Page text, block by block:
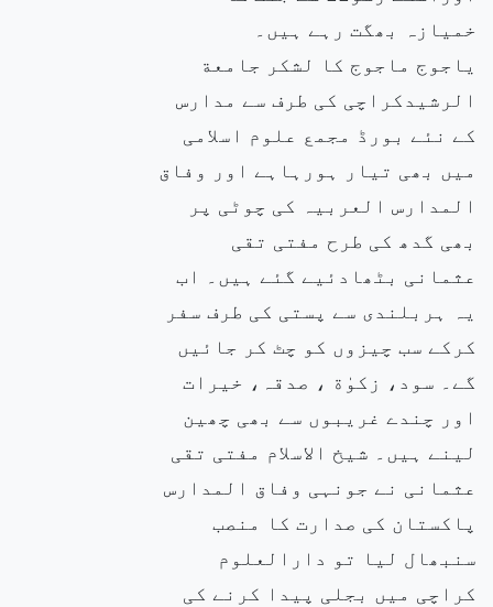
خمیازہ بھگت رہے ہیں۔
یاجوج ماجوج کا لشکر جامعة
الرشیدکراچی کی طرف سے مدارس
کے نئے بورڈ مجمع علوم اسلامی
میں بھی تیار ہورہاہے اور وفاق
المدارس العربیہ کی چوٹی پر
بھی گدھ کی طرح مفتی تقی
عثمانی بٹھادئیے گئے ہیں۔ اب
یہ ہربلندی سے پستی کی طرف سفر
کرکے سب چیزوں کو چٹ کر جائیں
گے۔ سود، زکوٰة ، صدقہ، خیرات
اور چندے غریبوں سے بھی چھین
لینے ہیں۔ شیخ الاسلام مفتی تقی
عثمانی نے جونہی وفاق المدارس
پاکستان کی صدارت کا منصب
سنبھال لیا تو دارالعلوم
کراچی میں بجلی پیدا کرنے کی